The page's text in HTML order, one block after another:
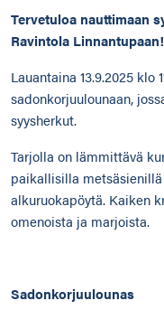
Tervetuloa nauttimaan
Ravintola Linnantupaan!
Lauantaina 13.9.2025 klo
sadonkorjuulounaan,
syysherkut.
Tarjolla on lämmittävä
paikallisilla
alkuruokapöytä. Kaiken
omenoista ja marjoista.
Sadonkorjuulounas